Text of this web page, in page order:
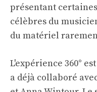
présentant
célèbres du
du matériel
L'expérience 360°
a déjà collaboré